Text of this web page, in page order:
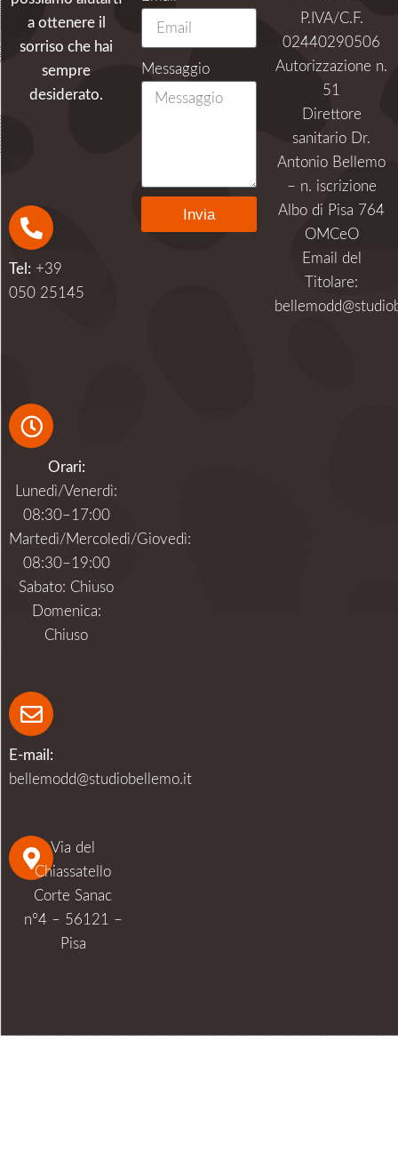
a ottenere il
sorriso che hai
sempre
desiderato.
Tel: +39
050 25145
Orari:
Lunedì/Venerdì:
08:30–17:00
Martedì/Mercoledì/Giovedì:
08:30–19:00
Sabato: Chiuso
Domenica:
Chiuso
E-mail:
bellemodd@studiobellemo.it
Via del
Chiassatello
Corte Sanac
n°4 – 56121 –
Pisa
Messaggio
Invia
P.IVA/C.F.
02440290506
Autorizzazione n.
51
Direttore
sanitario Dr.
Antonio Bellemo
– n. iscrizione
Albo di Pisa 764
OMCeO
Email del
Titolare: